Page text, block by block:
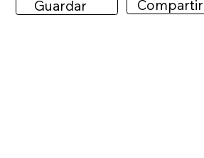
Guardar Compartir